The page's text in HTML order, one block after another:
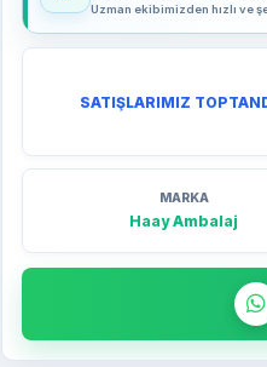
Uzman ekibimizden hızlı ve
SATIŞLARIMIZ
MARKA
Haay Ambalaj